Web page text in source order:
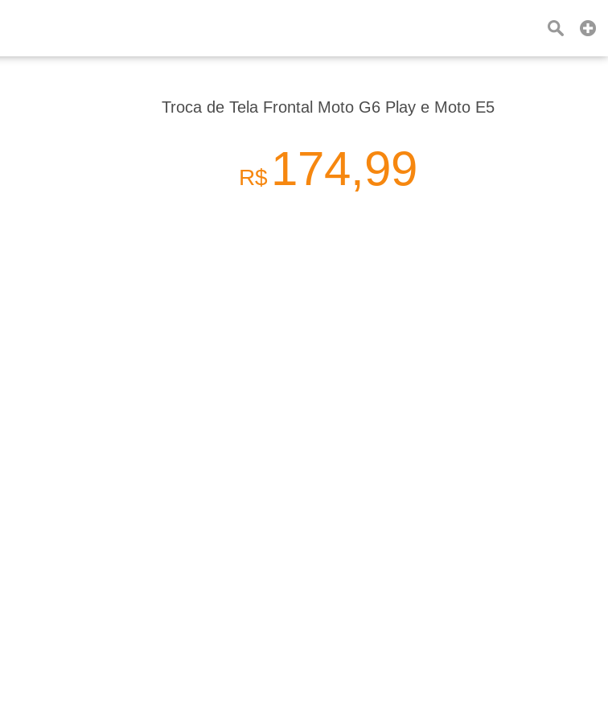
Troca de Tela Frontal Moto G6 Play e Moto E5
R$ 174,99